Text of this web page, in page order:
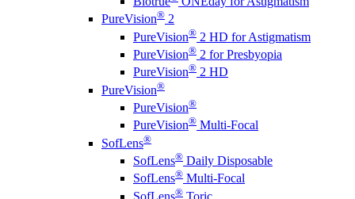
PureVision® 2
PureVision® 2 HD for Astigmatism
PureVision® 2 for Presbyopia
PureVision® 2 HD
PureVision®
PureVision®
PureVision® Multi-Focal
SofLens®
SofLens® Daily Disposable
SofLens® Multi-Focal
SofLens® Toric